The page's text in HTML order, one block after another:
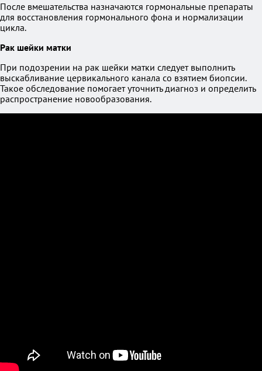
После вмешательства назначаются гормональные препараты
для восстановления гормонального фона и нормализации
цикла.
Рак шейки матки
При подозрении на рак шейки матки следует выполнить
выскабливание цервикального канала со взятием биопсии.
Такое обследование помогает уточнить диагноз и определить
распространение новообразования.